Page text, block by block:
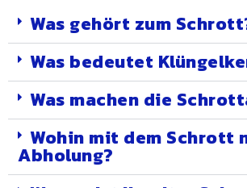
Was gehört zum
Was bedeutet
Was machen die
Wohin mit dem Schrott
Abholung?